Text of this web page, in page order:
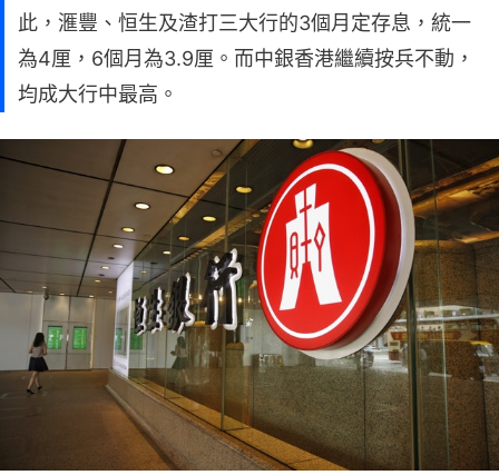
此，滙豐、恒生及渣打三大行的3個月定存息，統一
為4厘，6個月為3.9厘。而中銀香港繼續按兵不動，
均成大行中最高。